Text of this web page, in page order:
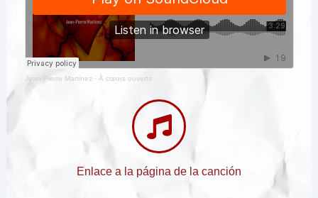
Jean-Pierre Martinez · À cœurs ouverts
Enlace a la página de la canción